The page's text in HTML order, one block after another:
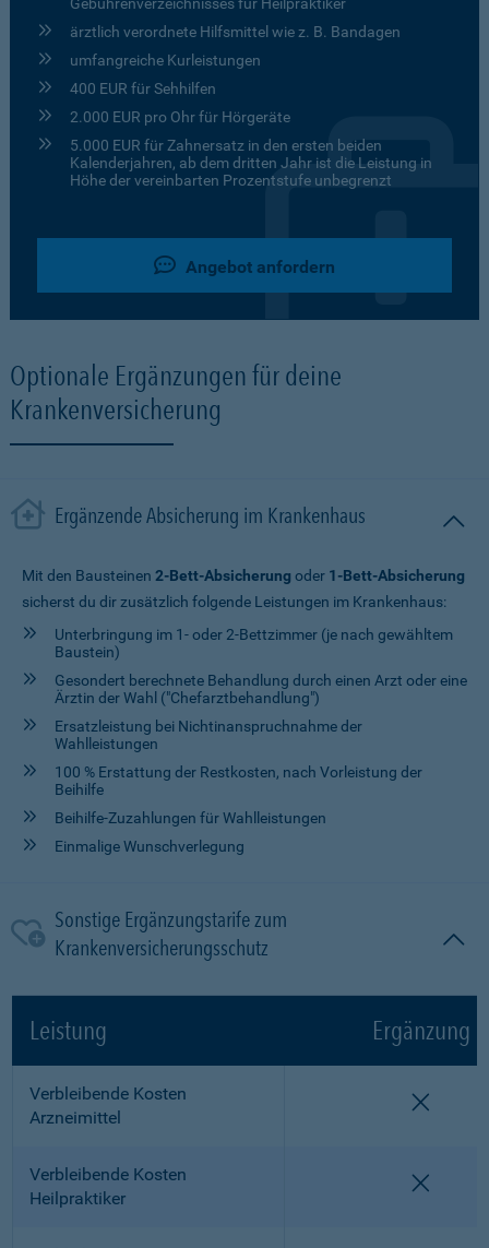
ärztlich verordnete Hilfsmittel wie z. B. Bandagen
umfangreiche Kurleistungen
400 EUR für Sehhilfen
2.000 EUR pro Ohr für Hörgeräte
5.000 EUR für Zahnersatz in den ersten beiden
Kalenderjahren, ab dem dritten Jahr ist die Leistung in
Höhe der vereinbarten Prozentstufe unbegrenzt
Angebot anfordern
Optionale Ergänzungen für deine
Krankenversicherung
Ergänzende Absicherung im Krankenhaus
Mit den Bausteinen 2-Bett-Absicherung oder 1-Bett-Absicherung
sicherst du dir zusätzlich folgende Leistungen im Krankenhaus:
Unterbringung im 1- oder 2-Bettzimmer (je nach gewähltem
Baustein)
Gesondert berechnete Behandlung durch einen Arzt oder eine
Ärztin der Wahl ("Chefarztbehandlung")
Ersatzleistung bei Nichtinanspruchnahme der
Wahlleistungen
100 % Erstattung der Restkosten, nach Vorleistung der
Beihilfe
Beihilfe-Zuzahlungen für Wahlleistungen
Einmalige Wunschverlegung
Sonstige Ergänzungstarife zum
Krankenversicherungsschutz
Leistung Ergänzung
Verbleibende Kosten
Arzneimittel
Verbleibende Kosten
Heilpraktiker